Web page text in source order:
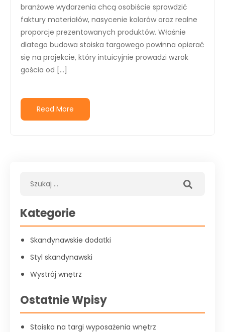
branżowe wydarzenia chcą osobiście sprawdzić
faktury materiałów, nasycenie kolorów oraz realne
proporcje prezentowanych produktów. Właśnie
dlatego budowa stoiska targowego powinna opierać
się na projekcie, który intuicyjnie prowadzi wzrok
gościa od […]
Read More
Kategorie
Skandynawskie dodatki
Styl skandynawski
Wystrój wnętrz
Ostatnie Wpisy
Stoiska na targi wyposażenia wnętrz